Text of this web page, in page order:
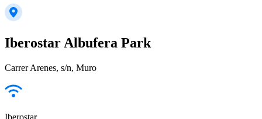
Iberostar Albufera Park
Carrer Arenes, s/n, Muro
Iberostar